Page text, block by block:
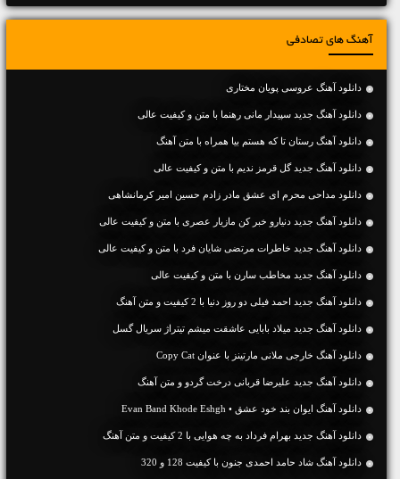
آهنگ های تصادفی
دانلود آهنگ عروسی پویان مختاری
دانلود آهنگ جديد سپیدار مانی رهنما با متن و کیفیت عالی
دانلود آهنگ رستان تا که هستم بیا همراه با متن آهنگ
دانلود آهنگ جديد گل قرمز ندیم با متن و کیفیت عالی
دانلود مداحی محرم ای عشق مادر زادم حسین امیر کرمانشاهی
دانلود آهنگ جديد دنیارو خبر کن مازیار عصری با متن و کیفیت عالی
دانلود آهنگ جديد خاطرات مرتضی شایان فرد با متن و کیفیت عالی
دانلود آهنگ جديد مخاطب سارن با متن و کیفیت عالی
دانلود آهنگ جديد احمد فیلی دو روز دنیا با 2 کیفیت و متن آهنگ
دانلود آهنگ جدید میلاد بابایی عاشقت میشم تیتراژ سریال گسل
دانلود آهنگ خارجی ملانی مارتینز با عنوان Copy Cat
دانلود آهنگ جديد علیرضا قربانی درخت گردو و متن آهنگ
دانلود آهنگ ایوان بند خود عشق • Evan Band Khode Eshgh
دانلود آهنگ جديد بهرام فرداد به چه هوایی با 2 کیفیت و متن آهنگ
دانلود آهنگ شاد حامد احمدی جنون با کیفیت 128 و 320